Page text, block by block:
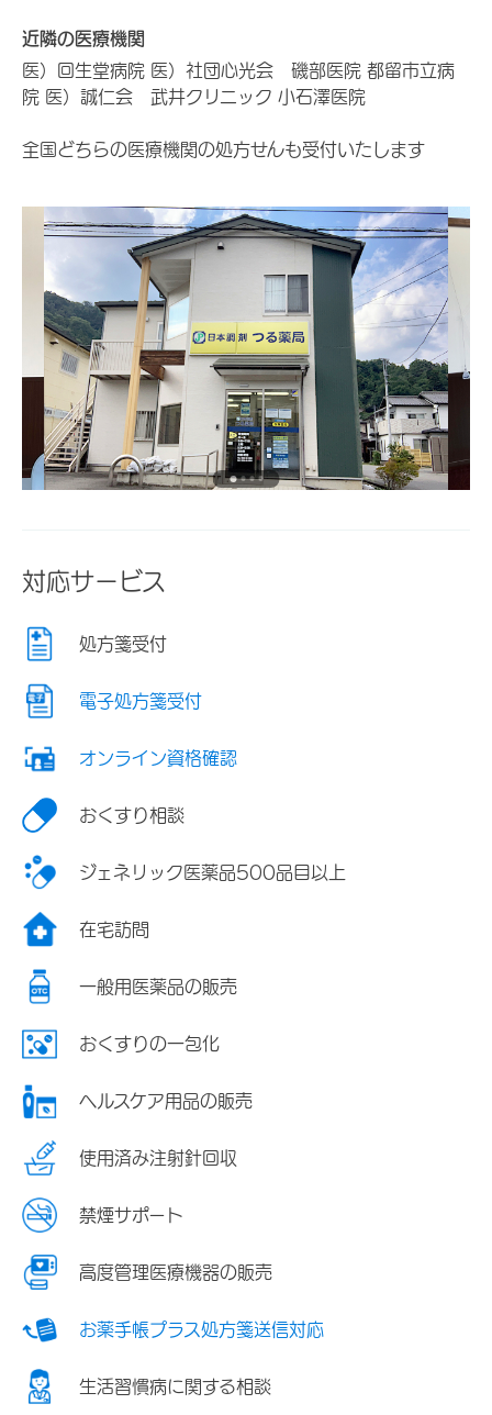
近隣の医療機関
医）回生堂病院 医）社団心光会 磯部医院 都留市立病
院 医）誠仁会 武井クリニック 小石澤医院
全国どちらの医療機関の処方せんも受付いたします
対応サービス
処方箋受付
電子処方箋受付
オンライン資格確認
おくすり相談
ジェネリック医薬品500品目以上
在宅訪問
一般用医薬品の販売
おくすりの一包化
ヘルスケア用品の販売
使用済み注射針回収
禁煙サポート
高度管理医療機器の販売
お薬手帳プラス処方箋送信対応
生活習慣病に関する相談